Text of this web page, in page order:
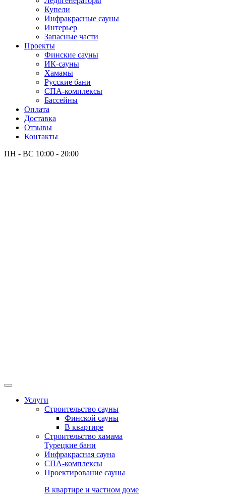
Купели
Инфракрасные сауны
Интерьер
Запасные части
Проекты
Финские сауны
ИК-сауны
Хамамы
Русские бани
СПА-комплексы
Бассейны
Оплата
Доставка
Отзывы
Контакты
ПН - ВС 10:00 - 20:00
Услуги
Строительство сауны
Финской сауны
В квартире
Строительство хамама
Турецкие бани
Инфракрасная сауна
СПА-комплексы
Проектирование сауны
В квартире и частном доме